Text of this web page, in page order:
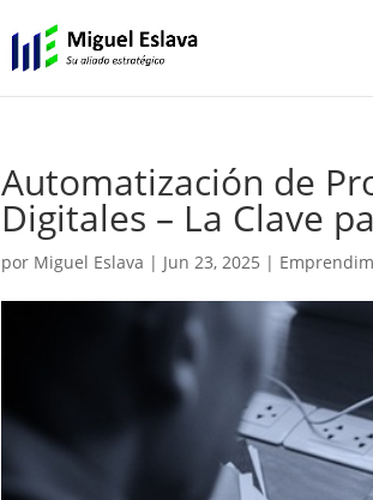
Automatización de
Digitales – La Clave
por Miguel Eslava | Jun 23, 2025 |